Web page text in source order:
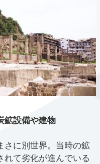
鉱設備や建物
さに別世界。当時の鉱
れて劣化が進んでいる